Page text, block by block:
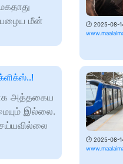
பழைய மீன்
🕑 2025-08-
அத்தகைய
இல்லை.
🕑 2025-08-